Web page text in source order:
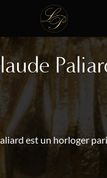
est un horloger